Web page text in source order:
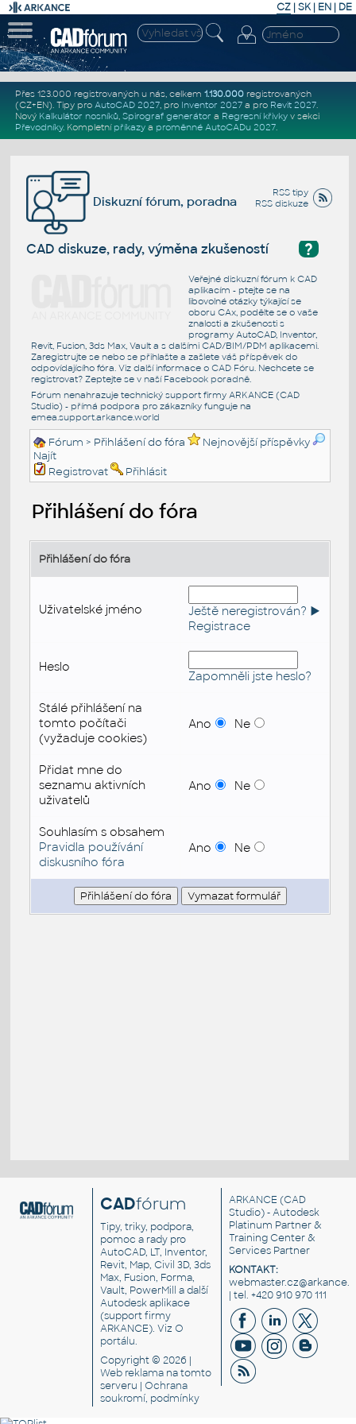
CZ | SK| EN | DE
Přes 123.000 registrovaných u nás, celkem 1.130.000registrovaných
(CZ+EN). Tipy pro AutoCAD 2027, pro Inventor 2027a pro Revit 2027.
Nový Kalkulátor nosníků, Spirograf generátor a Regresní křivkyv sekci
Převodníky. Kompletní příkazya proměnné AutoCADu 2027.
RSS tipy
RSS diskuze
Diskuzní fórum, poradna
?
CAD diskuze, rady, výměna zkušeností
Veřejné diskuzní fórum k CAD
aplikacím - ptejte se na
libovolné otázky týkající se
oboru CAx, podělte se o vaše
znalosti a zkušenosti s
programy AutoCAD, Inventor,
Revit, Fusion, 3ds Max, Vault a s dalšími CAD/BIM/PDM aplikacemi.
Zaregistrujte se nebo se přihlašte a zašlete váš příspěvek do
odpovídajícího fóra. Viz další informace o CAD Fóru. Nechcete se
registrovat? Zeptejte se v naší Facebook poradně.
Fórum nenahrazuje technický support firmy ARKANCE (CAD
Studio) - přímá podpora pro zákazníky funguje na
emea.support.arkance.world
Fórum > Přihlášení do fóra
Nejnovější příspěvky
Najít
Registrovat
Přihlásit
Přihlášení do fóra
Přihlášení do fóra
Uživatelské jméno
Ještě neregistrován? ►
Registrace
Heslo
Zapomněli jste heslo?
Stálé přihlášení na
tomto počítači
(vyžaduje cookies)
Ano Ne
Přidat mne do
seznamu aktivních
uživatelů
Ano Ne
Souhlasím s obsahem
Pravidla používání
diskusního fóra
Ano Ne
CADfórum
Tipy, triky, podpora,
pomoc a rady pro
AutoCAD, LT, Inventor,
Revit, Map, Civil 3D, 3ds
Max, Fusion, Forma,
Vault, PowerMill a další
Autodesk aplikace
(support firmy
ARKANCE). VizO
portálu.
Copyright © 2026 |
Web reklama na tomto
serveru |Ochrana
soukromí, podmínky
ARKANCE (CAD
Studio) - Autodesk
Platinum Partner &
Training Center &
Services Partner
KONTAKT:
| tel. +420 910 970 111